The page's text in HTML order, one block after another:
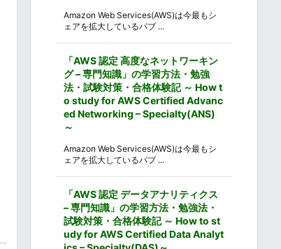
Amazon Web Services(AWS)は今最もシ
ェアを拡大しているパブ ...
「AWS 認定 高度なネットワーキン
グ – 専門知識」の学習方法・勉強
法・試験対策・合格体験記 ～ How t
o study for AWS Certified Advanc
ed Networking – Specialty(ANS)
～
Amazon Web Services(AWS)は今最もシ
ェアを拡大しているパブ ...
「AWS 認定 データアナリティクス
– 専門知識」の学習方法・勉強法・
試験対策・合格体験記 ～ How to st
udy for AWS Certified Data Analyt